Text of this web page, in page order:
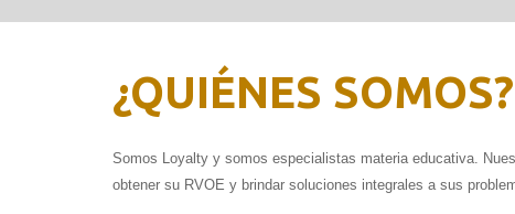
¿QUIÉNES SOMOS?
Somos Loyalty y somos especialistas materia educativa.
obtener su RVOE y brindar soluciones integrales a sus